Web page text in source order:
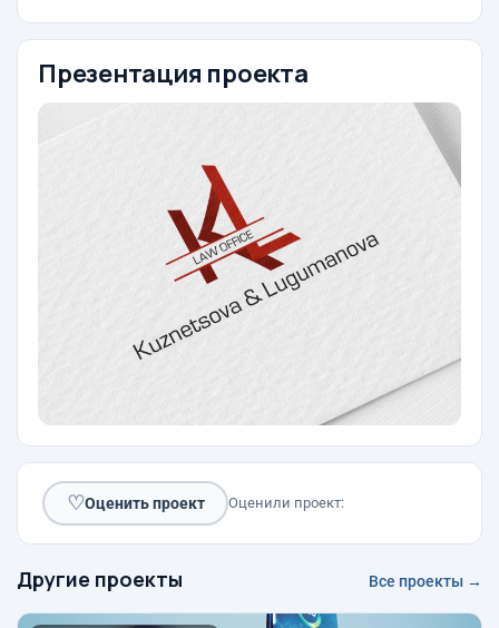
Презентация проекта
♡Оценить проект Оценили проект:
Другие проекты Все проекты →